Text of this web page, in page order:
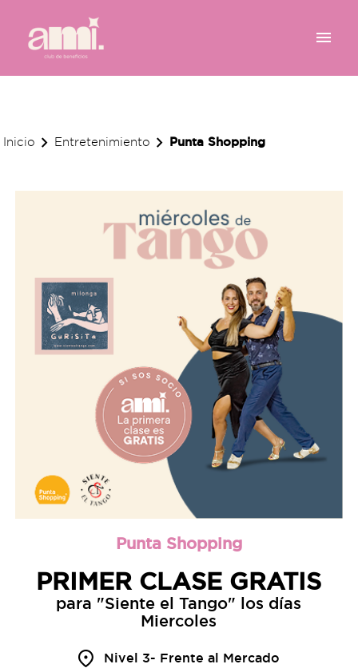
menu
Inicio chevron_right Entretenimiento chevron_right Punta Shopping
PRIMER CLASE GRATIS
para "Siente el Tango" los días
Miercoles
Punta Shopping
Nivel 3- Frente al Mercado